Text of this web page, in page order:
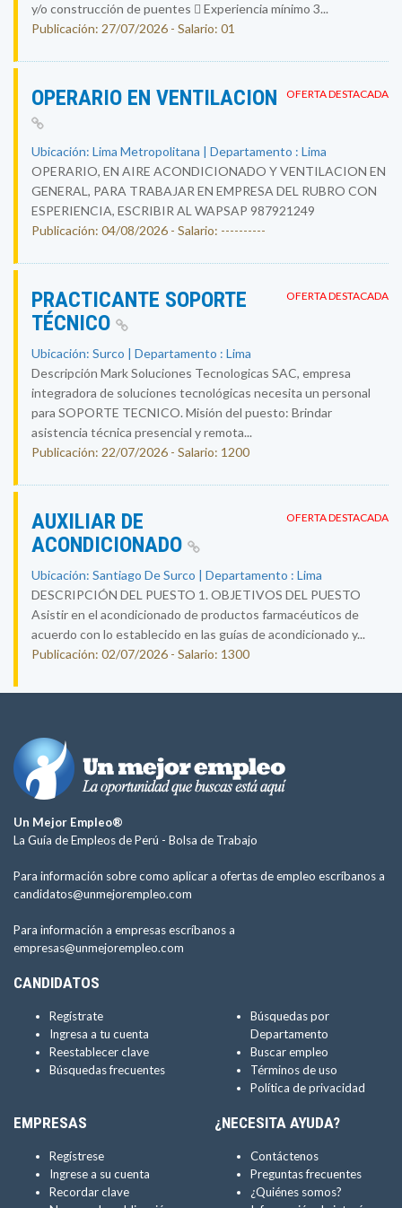
y/o construcción de puentes  Experiencia mínimo 3...
Publicación: 27/07/2026 - Salario: 01
OFERTA DESTACADA
OPERARIO EN VENTILACION
Ubicación: Lima Metropolitana | Departamento : Lima
OPERARIO, EN AIRE ACONDICIONADO Y VENTILACION EN
GENERAL, PARA TRABAJAR EN EMPRESA DEL RUBRO CON
ESPERIENCIA, ESCRIBIR AL WAPSAP 987921249
Publicación: 04/08/2026 - Salario: ----------
OFERTA DESTACADA
PRACTICANTE SOPORTE
TÉCNICO
Ubicación: Surco | Departamento : Lima
Descripción Mark Soluciones Tecnologicas SAC, empresa
integradora de soluciones tecnológicas necesita un personal
para SOPORTE TECNICO. Misión del puesto: Brindar
asistencia técnica presencial y remota...
Publicación: 22/07/2026 - Salario: 1200
OFERTA DESTACADA
AUXILIAR DE
ACONDICIONADO
Ubicación: Santiago De Surco | Departamento : Lima
DESCRIPCIÓN DEL PUESTO 1. OBJETIVOS DEL PUESTO
Asistir en el acondicionado de productos farmacéuticos de
acuerdo con lo establecido en las guías de acondicionado y...
Publicación: 02/07/2026 - Salario: 1300
Un Mejor Empleo®
La Guía de Empleos de Perú - Bolsa de Trabajo
Para información sobre como aplicar a ofertas de empleo escríbanos a
candidatos@unmejorempleo.com
Para información a empresas escríbanos a
empresas@unmejorempleo.com
CANDIDATOS
Regístrate
Ingresa a tu cuenta
Reestablecer clave
Búsquedas frecuentes
Búsquedas por
Departamento
Buscar empleo
Términos de uso
Política de privacidad
EMPRESAS
Regístrese
Ingrese a su cuenta
Recordar clave
¿NECESITA AYUDA?
Contáctenos
Preguntas frecuentes
¿Quiénes somos?